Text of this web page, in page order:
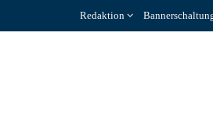
Redaktion